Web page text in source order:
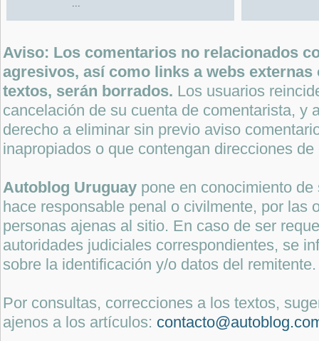
Aviso: Los comentarios no relacionados
agresivos, así como links a webs
textos, serán borrados. Los usuarios
cancelación de su cuenta de comentarista, y
derecho a eliminar sin previo aviso
inapropiados o que contengan direcciones
Autoblog Uruguay pone en conocimiento
hace responsable penal o civilmente, por las
personas ajenas al sitio. En caso de ser
autoridades judiciales correspondientes, se
sobre la identificación y/o datos del remitente.
Por consultas, correcciones a los textos,
ajenos a los artículos: